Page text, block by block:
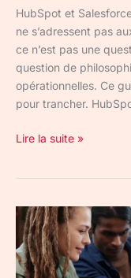
HubSpot et
ne s’adressent pas
ce n’est pas une
question de
opérationnelles. Ce
pour trancher.
Lire la suite »
HubSpot
CRM
pour
les